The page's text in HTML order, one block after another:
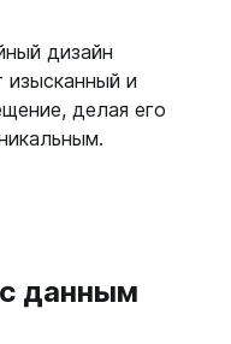
дизайн
и
делая его
данным